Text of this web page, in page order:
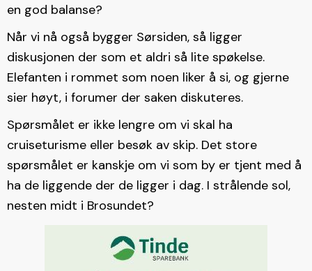
en god balanse?
Når vi nå også bygger Sørsiden, så ligger
diskusjonen der som et aldri så lite spøkelse.
Elefanten i rommet som noen liker å si, og gjerne
sier høyt, i forumer der saken diskuteres.
Spørsmålet er ikke lengre om vi skal ha
cruiseturisme eller besøk av skip. Det store
spørsmålet er kanskje om vi som by er tjent med å
ha de liggende der de ligger i dag. I strålende sol,
nesten midt i Brosundet?